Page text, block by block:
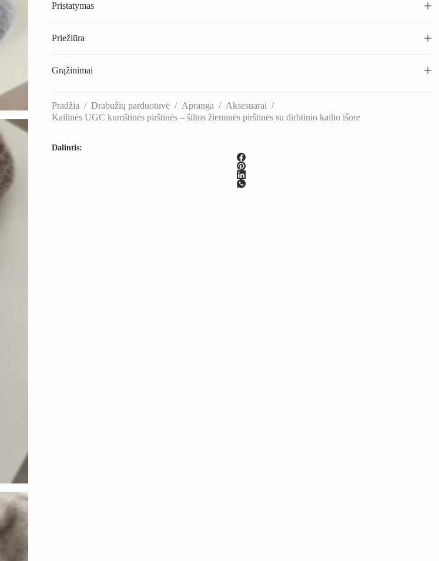
išore
Pristatymas
Priežiūra
Grąžinimai
Pradžia / Drabužių parduotuvė / Apranga / Aksesuarai /
Kailinės UGC kumštinės pirštinės – šiltos žieminės pirštinės su dirbtinio kailio išore
Dalintis: